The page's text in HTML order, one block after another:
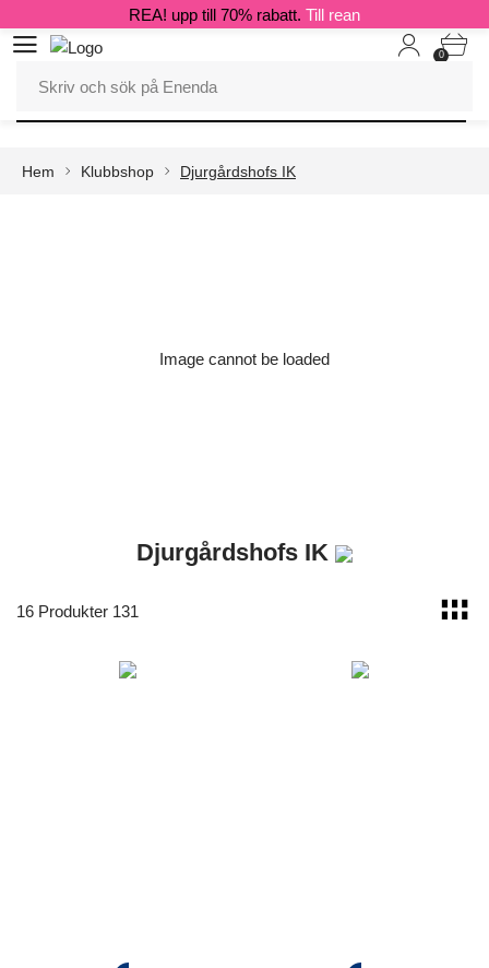
0
REA! upp till 70% rabatt. Till rean
Hem Klubbshop Djurgårdshofs IK
Image cannot be loaded
Djurgårdshofs IK
32 item(s) of 131